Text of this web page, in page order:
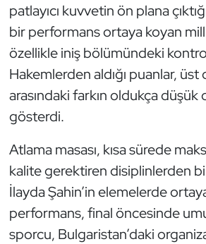
patlayıcı kuvvetin ön plana
bir performans ortaya koyan
özellikle iniş bölümündeki
Hakemlerden aldığı puanlar,
arasındaki farkın oldukça
gösterdi.
Atlama masası, kısa sürede
kalite gerektiren disiplinlerden
İlayda Şahin’in elemelerde
performans, final öncesinde
sporcu, Bulgaristan’daki
Ragbi
Satranç
Su Topu
Sualtı Sporları
Tekvando
Tenis
Triatlon